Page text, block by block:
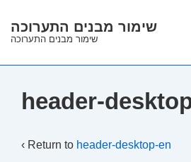
Skip
Main
שימור מבנים התערוכה
שימור מבנים התערוכה
header-
‹ Return to header-desktop-en